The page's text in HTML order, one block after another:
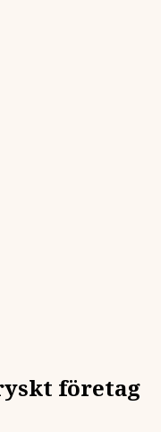
företag